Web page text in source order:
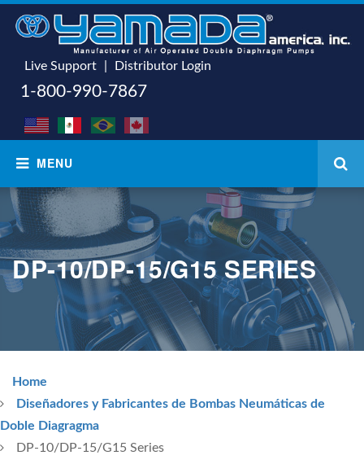
Live Support Distributor Login
1-800-990-7867
DP-10/DP-15/G15 SERIES
Home
Diseñadores y Fabricantes de Bombas Neumáticas de
Doble Diagragma
DP-10/DP-15/G15 Series